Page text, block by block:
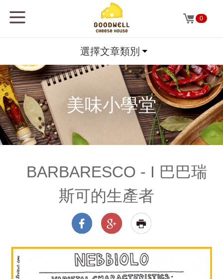
0
美味小學堂
選擇文章類別
BARBARESCO - I 巴巴瑞
斯可的生產者